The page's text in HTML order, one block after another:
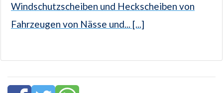
Windschutzscheiben und Heckscheiben von
Fahrzeugen von Nässe und... [...]